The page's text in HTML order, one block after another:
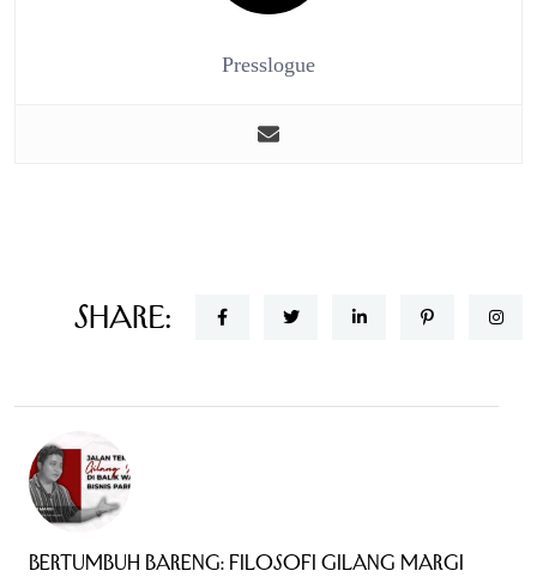
Presslogue
Share:
Bertumbuh Bareng: Filosofi Gilang Margi